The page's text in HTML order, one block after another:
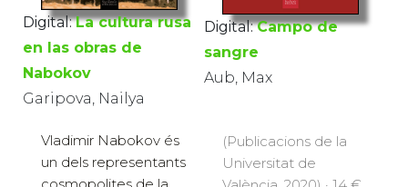
Digital: La cultura rusa
en las obras de
Nabokov
Garipova, Nailya
Vladimir Nabokov és
un dels representants
Digital: Campo de
sangre
Aub, Max
(Publicacions de la
Universitat de